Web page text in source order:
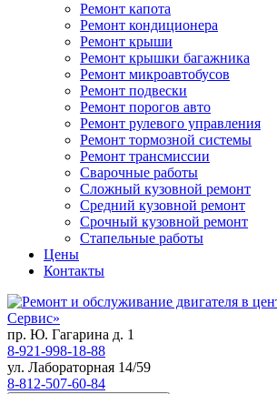
Ремонт капота
Ремонт кондиционера
Ремонт крыши
Ремонт крышки багажника
Ремонт микроавтобусов
Ремонт подвески
Ремонт порогов авто
Ремонт рулевого управления
Ремонт тормозной системы
Ремонт трансмиссии
Сварочные работы
Сложный кузовной ремонт
Средний кузовной ремонт
Срочный кузовной ремонт
Стапельные работы
Цены
Контакты
пр. Ю. Гагарина д. 1
8-921-998-18-88
ул. Лабораторная 14/59
8-812-507-60-84